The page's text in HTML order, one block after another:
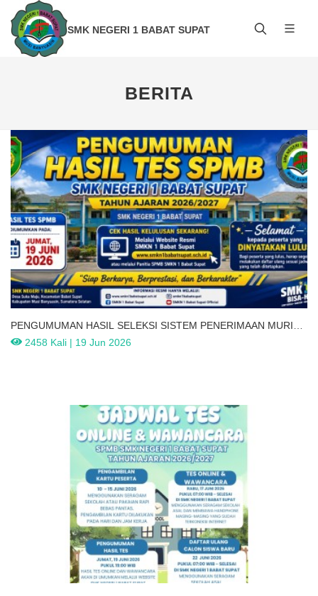
SMK NEGERI 1 BABAT SUPAT
BERITA
PENGUMUMAN HASIL SELEKSI SISTEM PENERIMAAN MURID
BARU (SPMB) SMKN 1 BABAT SUPAT TAHUN PELAJARAN
2458 Kali | 19 Jun 2026